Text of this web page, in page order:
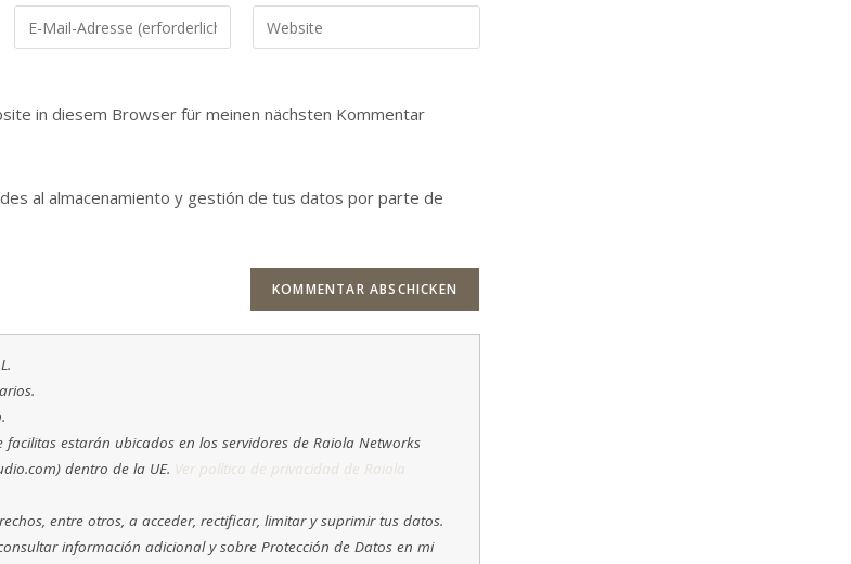
Gib
deine
Adresse
ein
Gib
deine
ein
in diesem Browser für meinen nächsten Kommentar
al almacenamiento y gestión de tus datos por parte de
facilitas estarán ubicados en los servidores de Raiola Networks
dentro de la UE. Ver política de privacidad de Raiola
entre otros, a acceder, rectificar, limitar y suprimir tus datos.
información adicional y sobre Protección de Datos en mi